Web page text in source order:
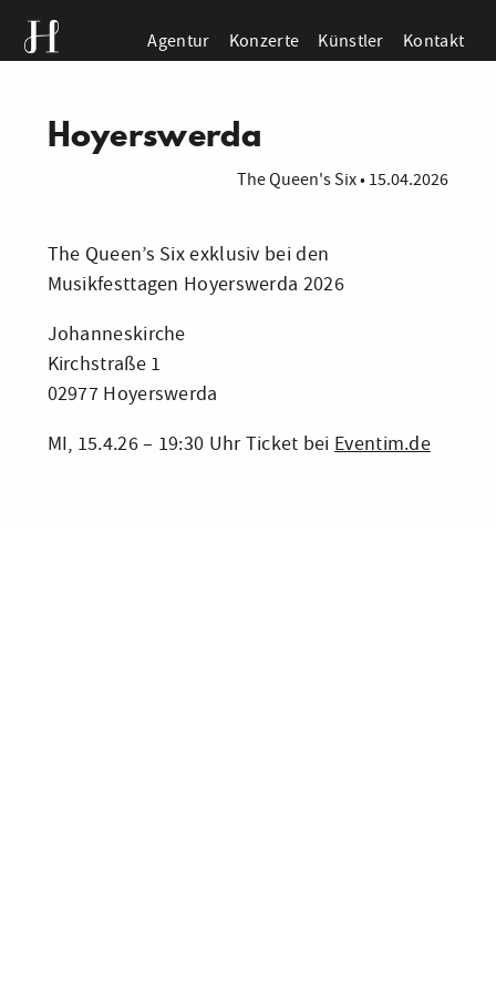
Agentur Konzerte Künstler Kontakt
Hoyerswerda
The Queen's Six•15.04.2026
The Queen’s Six exklusiv bei den
Musikfesttagen Hoyerswerda 2026
Johanneskirche
Kirchstraße 1
02977 Hoyerswerda
MI, 15.4.26 – 19:30 Uhr Ticket bei Eventim.de